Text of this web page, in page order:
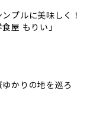
プルに美味しく！
屋 もりい」
ゆかりの地を巡ろ